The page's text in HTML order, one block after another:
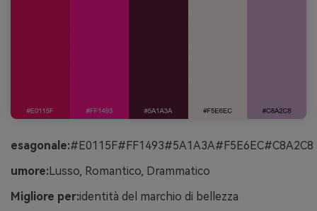
esagonale:#E0115F#FF1493#5A1A3A#F5E6EC#C8A2C8
umore:Lusso, Romantico, Drammatico
Migliore per:identità del marchio di bellezza